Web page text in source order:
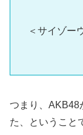
＜サイゾー
つまり、AKB48
た、ということ